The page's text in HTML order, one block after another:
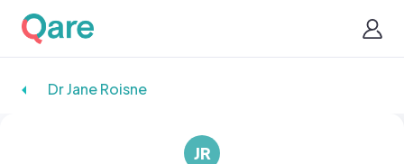
Dr Jane Roisne
JR